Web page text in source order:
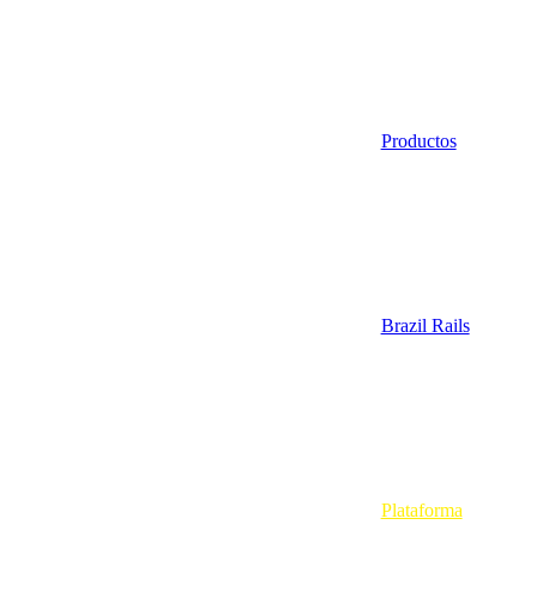
Productos
Brazil Rails
Plataforma